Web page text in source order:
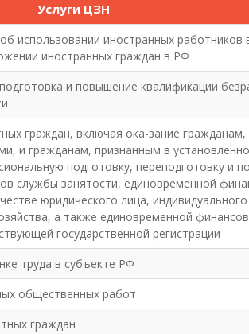
Услуги ЦЗН
использовании иностранных работников
иностранных граждан в РФ
и повышение квалификации
граждан, включая ока-зание
и гражданам, признанным в
подготовку, переподготовку и
службы занятости, единовременной
юридического лица,
а также единовременной
государственной регистрации
труда в субъекте РФ
общественных работ
граждан